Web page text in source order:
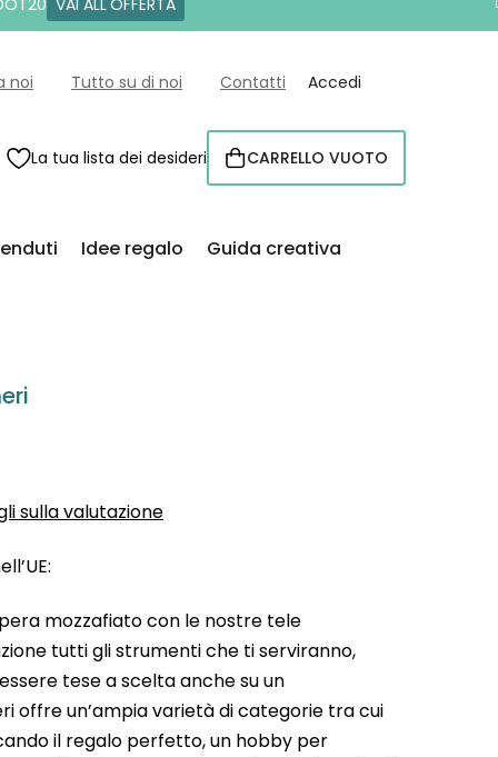
VAI ALL'OFFERTA
noi Tutto su di noi Contatti Accedi
La tua lista dei desideri CARRELLO
CARRELLO VUOTO
Idee regalo Guida creativa
sulla valutazione
mozzafiato con le nostre tele
tutti gli strumenti che ti serviranno,
tese a scelta anche su un
offre un’ampia varietà di categorie tra cui
il regalo perfetto, un hobby per